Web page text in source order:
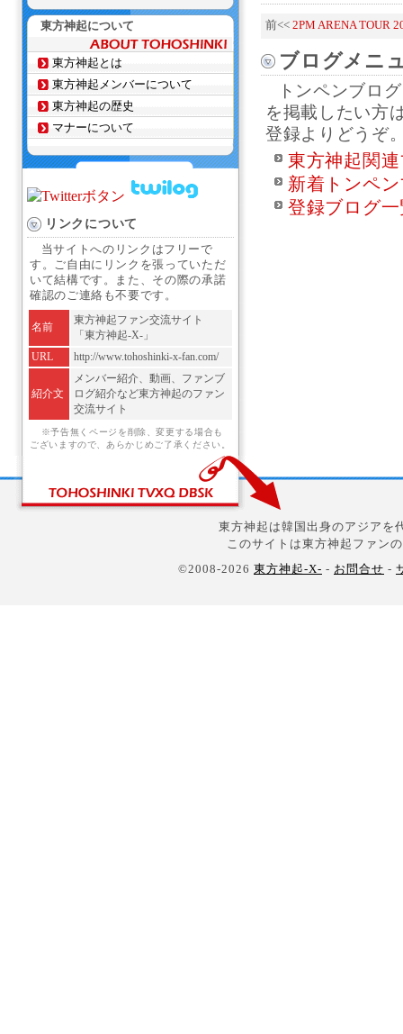
前<< 2PM ARENA TOUR
ブログメニ
トンペンブロ
を掲載したい方
登録よりどうぞ
東方神起関
新着トンペ
登録ブログ
東方神起について
東方神起とは
東方神起メンバーについて
東方神起の歴史
マナーについて
リンクについて
当サイトへのリンクはフリーで
す。ご自由にリンクを張っていただ
いて結構です。また、その際の承諾
確認のご連絡も不要です。
名前
東方神起ファン交流サイト
「東方神起-X-」
URL
http://www.tohoshinki-x-fan.com/
紹介文
メンバー紹介、動画、ファンブ
ログ紹介など東方神起のファン
交流サイト
※予告無くページを削除、変更する場合も
ございますので、あらかじめご了承ください。
東方神起は韓国出身のアジアを
このサイトは東方神起ファン
©2008-2026 東方神起-X- - お問合せ -